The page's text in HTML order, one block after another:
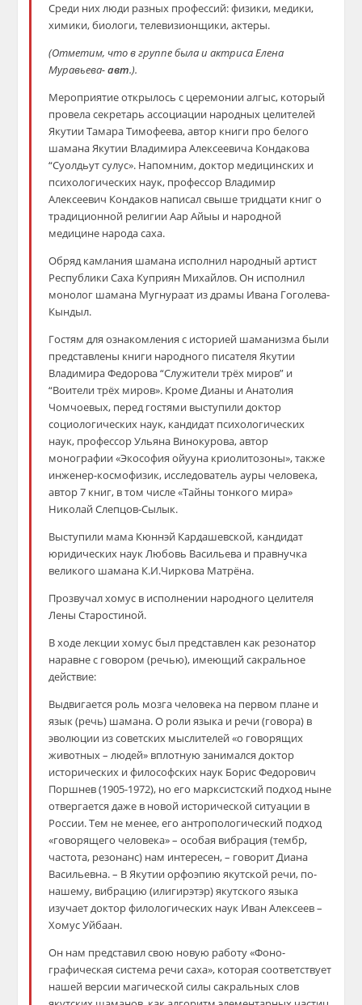
Среди них люди разных профессий: физики, медики,
химики, биологи, телевизионщики, актеры.
(Отметим, что в группе была и актриса Елена
Муравьева-авт.).
Мероприятие открылось с церемонии алгыс, который
провела секретарь ассоциации народных целителей
Якутии Тамара Тимофеева, автор книги про белого
шамана Якутии Владимира Алексеевича Кондакова
“Суолдьут сулус». Напомним, доктор медицинских и
психологических наук, профессор Владимир
Алексеевич Кондаков написал свыше тридцати книг о
традиционной религии Аар Айыы и народной
медицине народа саха.
Обряд камлания шамана исполнил народный артист
Республики Саха Куприян Михайлов. Он исполнил
монолог шамана Мугнураат из драмы Ивана Гоголева-
Кындыл.
Гостям для ознакомления с историей шаманизма были
представлены книги народного писателя Якутии
Владимира Федорова “Служители трёх миров” и
“Воители трёх миров». Кроме Дианы и Анатолия
Чомчоевых, перед гостями выступили доктор
социологических наук, кандидат психологических
наук, профессор Ульяна Винокурова, автор
монографии «Экософия ойууна криолитозоны», также
инженер-космофизик, исследователь ауры человека,
автор 7 книг, в том числе «Тайны тонкого мира»
Николай Слепцов-Сылык.
Выступили мама Кюннэй Кардашевской, кандидат
юридических наук Любовь Васильева и правнучка
великого шамана К.И.Чиркова Матрёна.
Прозвучал хомус в исполнении народного целителя
Лены Старостиной.
В ходе лекции хомус был представлен как резонатор
наравне с говором (речью), имеющий сакральное
действие:
Выдвигается роль мозга человека на первом плане и
язык (речь) шамана. О роли языка и речи (говора) в
эволюции из советских мыслителей «о говорящих
животных – людей» вплотную занимался доктор
исторических и философских наук Борис Федорович
Поршнев (1905-1972), но его марксистский подход ныне
отвергается даже в новой исторической ситуации в
России. Тем не менее, его антропологический подход
«говорящего человека» – особая вибрация (тембр,
частота, резонанс) нам интересен, – говорит Диана
Васильевна. – В Якутии орфоэпию якутской речи, по-
нашему, вибрацию (илигирэтэр) якутского языка
изучает доктор филологических наук Иван Алексеев –
Хомус Уйбаан.
Он нам представил свою новую работу «Фоно-
графическая система речи саха», которая соответствует
нашей версии магической силы сакральных слов